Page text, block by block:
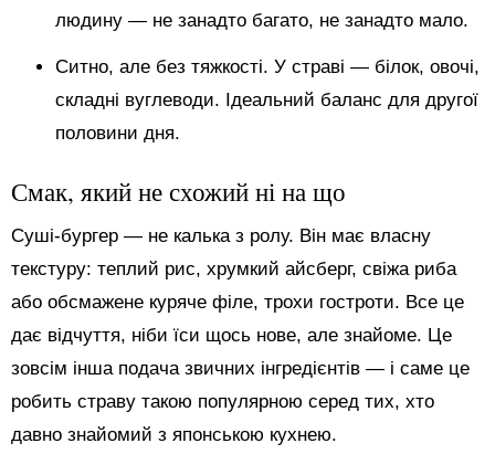
людину — не занадто багато, не занадто мало.
Ситно, але без тяжкості. У страві — білок, овочі,
складні вуглеводи. Ідеальний баланс для другої
половини дня.
Смак, який не схожий ні на що
Суші-бургер — не калька з ролу. Він має власну
текстуру: теплий рис, хрумкий айсберг, свіжа риба
або обсмажене куряче філе, трохи гостроти. Все це
дає відчуття, ніби їси щось нове, але знайоме. Це
зовсім інша подача звичних інгредієнтів — і саме це
робить страву такою популярною серед тих, хто
давно знайомий з японською кухнею.